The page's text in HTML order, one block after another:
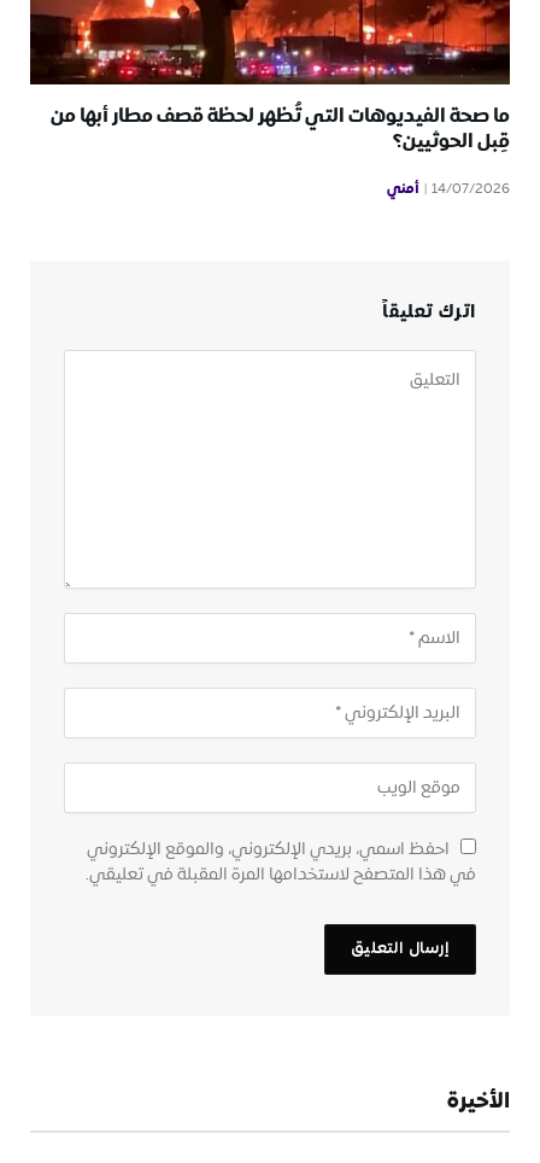
ما صحة الفيديوهات التي تُظهر لحظة قصف مطار أبها من
قِبل الحوثيين؟
14/07/2026 أمني
اترك تعليقاً
احفظ اسمي، بريدي الإلكتروني، والموقع الإلكتروني
في هذا المتصفح لاستخدامها المرة المقبلة في تعليقي.
الأخيرة